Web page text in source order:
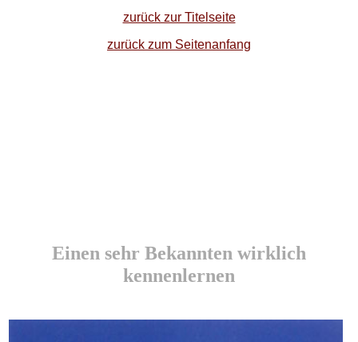
zurück zur Titelseite
zurück zum Seitenanfang
Einen sehr Bekannten wirklich
kennenlernen